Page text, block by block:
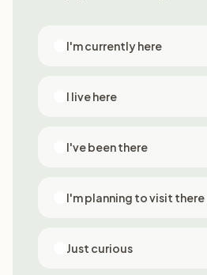
I'm currently here
I live here
I've been there
I'm planning to visit there
Just curious